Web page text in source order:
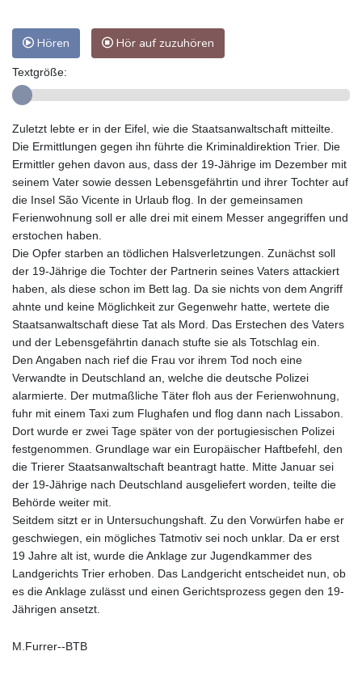
Hören Hör auf zuzuhören
Textgröße:
Zuletzt lebte er in der Eifel, wie die Staatsanwaltschaft mitteilte.
Die Ermittlungen gegen ihn führte die Kriminaldirektion Trier. Die
Ermittler gehen davon aus, dass der 19-Jährige im Dezember mit
seinem Vater sowie dessen Lebensgefährtin und ihrer Tochter auf
die Insel São Vicente in Urlaub flog. In der gemeinsamen
Ferienwohnung soll er alle drei mit einem Messer angegriffen und
erstochen haben.
Die Opfer starben an tödlichen Halsverletzungen. Zunächst soll
der 19-Jährige die Tochter der Partnerin seines Vaters attackiert
haben, als diese schon im Bett lag. Da sie nichts von dem Angriff
ahnte und keine Möglichkeit zur Gegenwehr hatte, wertete die
Staatsanwaltschaft diese Tat als Mord. Das Erstechen des Vaters
und der Lebensgefährtin danach stufte sie als Totschlag ein.
Den Angaben nach rief die Frau vor ihrem Tod noch eine
Verwandte in Deutschland an, welche die deutsche Polizei
alarmierte. Der mutmaßliche Täter floh aus der Ferienwohnung,
fuhr mit einem Taxi zum Flughafen und flog dann nach Lissabon.
Dort wurde er zwei Tage später von der portugiesischen Polizei
festgenommen. Grundlage war ein Europäischer Haftbefehl, den
die Trierer Staatsanwaltschaft beantragt hatte. Mitte Januar sei
der 19-Jährige nach Deutschland ausgeliefert worden, teilte die
Behörde weiter mit.
Seitdem sitzt er in Untersuchungshaft. Zu den Vorwürfen habe er
geschwiegen, ein mögliches Tatmotiv sei noch unklar. Da er erst
19 Jahre alt ist, wurde die Anklage zur Jugendkammer des
Landgerichts Trier erhoben. Das Landgericht entscheidet nun, ob
es die Anklage zulässt und einen Gerichtsprozess gegen den 19-
Jährigen ansetzt.
M.Furrer--BTB